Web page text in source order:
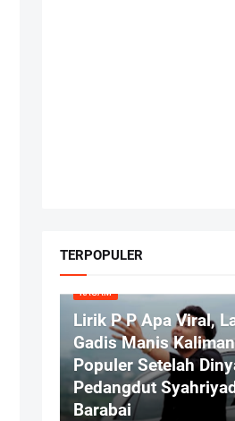
TERPOPULER
RAGAM
Lirik P P Apa Viral,
Gadis Manis
Populer Setelah
Pedangdut
Barabai